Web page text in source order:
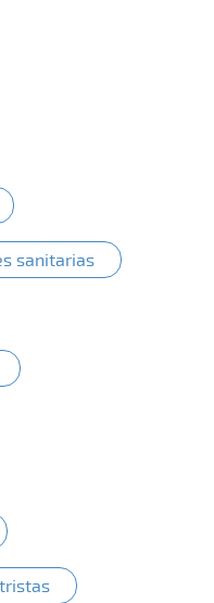
sanitarias